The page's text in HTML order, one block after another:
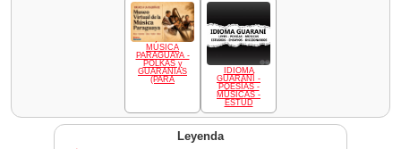
MÚSICA
PARAGUAYA -
POLKAS y
GUARANIAS
(PARA
IDIOMA
GUARANÍ -
POESÍAS -
MÚSICAS -
ESTUD
Leyenda